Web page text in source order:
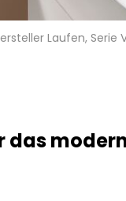
Laufen, Serie